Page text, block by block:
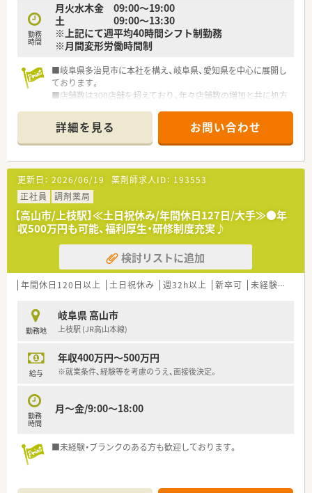
勤務
時間
月火水木金 09:00～19:00
土 09:00～13:30
※上記にて週平均40時間シフト制勤務
※月間変形労働時間制
■岐阜県多治見市に本社を構え、岐阜県、愛知県を中心に展開し
ております。
■店舗数は300店舗を超えており、年々店舗数の増加と共に処方
■年間5店舗程のペースで、毎年新規出店しております。
詳細を見る お問い合わせ
更新日： 2026/06/19 薬剤師求人ID： 193553
正社員
調剤薬局
【高山市/上枝駅】≪土日祝休み/年間休日127日/大手≫●年
収500万円も可能、福利厚生・研修制度充実♪
検討リストに追加
年間休日120日以上 土日祝休み 週32h以上 新卒可 未経験可
勤務地
岐阜県 高山市
上枝駅 (JR高山本線)
給与
年収400万円～500万円
※就業条件、経験等を考慮のうえ、面接後決定。
勤務
時間
月～金/9:00～18:00
■未経験・ブランクのある方も歓迎しております。